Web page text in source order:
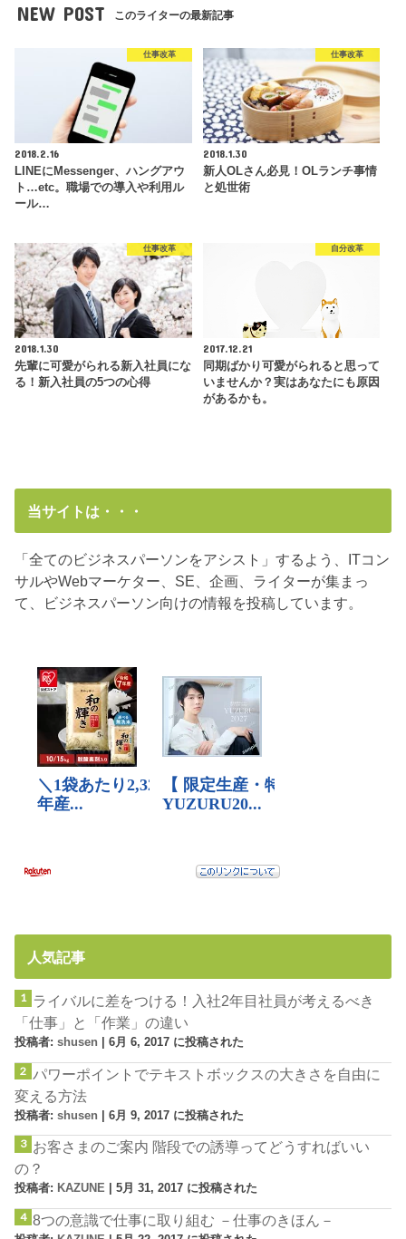
NEW POST このライターの最新記事
仕事改革
2018.2.16
LINEにMessenger、ハングアウ
ト…etc。職場での導入や利用ル
ール…
仕事改革
2018.1.30
新人OLさん必見！OLランチ事情
と処世術
仕事改革
2018.1.30
先輩に可愛がられる新入社員にな
る！新入社員の5つの心得
自分改革
2017.12.21
同期ばかり可愛がられると思って
いませんか？実はあなたにも原因
があるかも。
当サイトは・・・
「全てのビジネスパーソンをアシスト」するよう、ITコン
サルやWebマーケター、SE、企画、ライターが集まっ
て、ビジネスパーソン向けの情報を投稿しています。
人気記事
ライバルに差をつける！入社2年目社員が考えるべき
「仕事」と「作業」の違い
投稿者:shusen |6月 6, 2017 に投稿された
パワーポイントでテキストボックスの大きさを自由に
変える方法
投稿者:shusen |6月 9, 2017 に投稿された
お客さまのご案内 階段での誘導ってどうすればいい
の？
投稿者: KAZUNE |5月 31, 2017 に投稿された
8つの意識で仕事に取り組む －仕事のきほん－